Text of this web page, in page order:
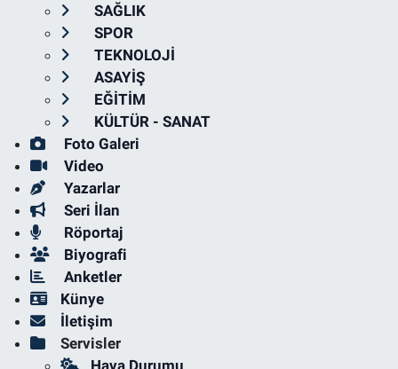
SAĞLIK
SPOR
TEKNOLOJİ
ASAYİŞ
EĞİTİM
KÜLTÜR - SANAT
Foto Galeri
Video
Yazarlar
Seri İlan
Röportaj
Biyografi
Anketler
Künye
İletişim
Servisler
Hava Durumu